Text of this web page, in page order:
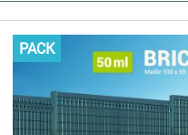
PACK